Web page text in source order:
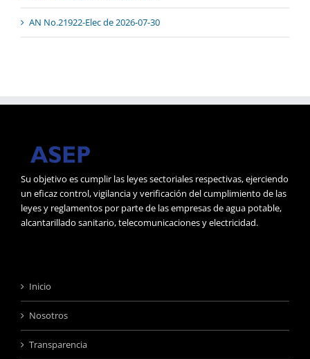
AN No.21922-Elec de 2026-07-30
Su objetivo es cumplir las leyes sectoriales respectivas, ejerciendo
un eficaz control, vigilancia y verificación del cumplimiento de las
leyes y reglamentos por parte de las empresas de agua potable,
alcantarillado sanitario, telecomunicaciones y electricidad.
Inicio
Nosotros
Transparencia